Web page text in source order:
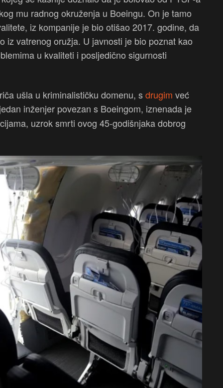
mu radnog okruženja u Boeingu. On je tamo
iz kompanije je bio otišao 2017. godine, da
iz vatrenog oružja. U javnosti je bio poznat kao
u kvaliteti i posljedično sigurnosti
ušla u kriminalističku domenu, sdrugim već
inženjer povezan s Boeingom, iznenada je
uzrok smrti ovog 45-godišnjaka dobrog